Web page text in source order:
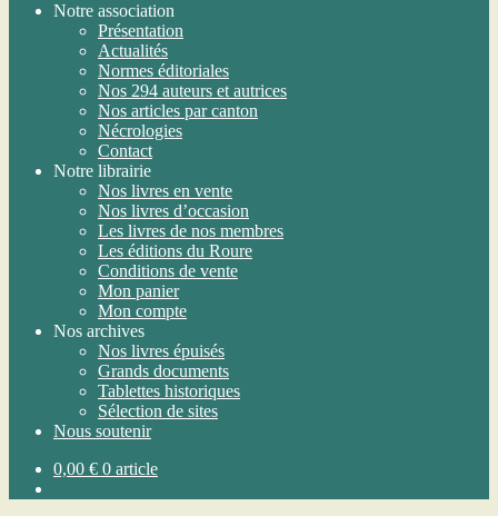
Notre association
Présentation
Actualités
Normes éditoriales
Nos 294 auteurs et autrices
Nos articles par canton
Nécrologies
Contact
Notre librairie
Nos livres en vente
Nos livres d’occasion
Les livres de nos membres
Les éditions du Roure
Conditions de vente
Mon panier
Mon compte
Nos archives
Nos livres épuisés
Grands documents
Tablettes historiques
Sélection de sites
Nous soutenir
0,00 € 0 article